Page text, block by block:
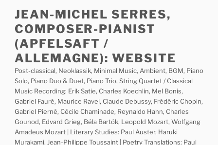
content
JEAN-MICHEL SERRES,
COMPOSER-PIANIST
(APFELSAFT /
ALLEMAGNE): WEBSITE
Post-classical, Neoklassik, Minimal Music, Ambient, BGM, Piano
Solo, Piano Duo & Duet, Piano Trio, String Quartet / Classical
Music Recording: Erik Satie, Charles Koechlin, Mel Bonis,
Gabriel Fauré, Maurice Ravel, Claude Debussy, Frédéric Chopin,
Gabriel Pierné, Cécile Chaminade, Reynaldo Hahn, Charles
Gounod, Edvard Grieg, Béla Bartók, Leopold Mozart, Wolfgang
Amadeus Mozart | Literary Studies: Paul Auster, Haruki
Murakami, Jean-Philippe Toussaint | Poetry Translations: Paul